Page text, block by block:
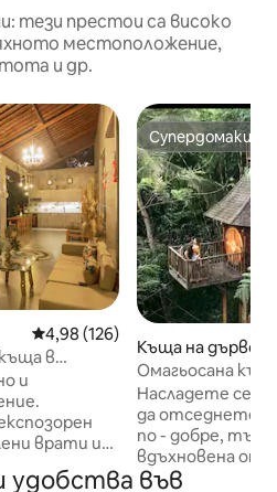
тези престои са високо
местоположение,
и др.
гостите
Средна оценка: 4,98 от 5,
4,98 (126)
в
и
врати и
която се
Супердомакин
Супердомакин
Къща на дърво –
g
Омагьосана
сгушена в
Насладете се
да отседнете в
по - добре, тъй
вдъхновена от
с кръгли врати
удобства във